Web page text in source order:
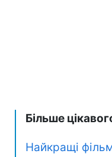
Більше
Найкращі